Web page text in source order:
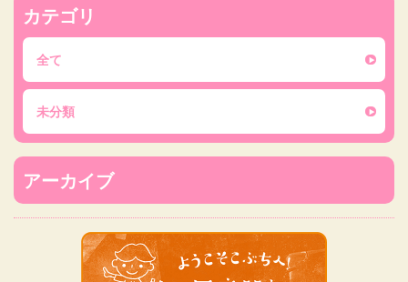
カテゴリ
全て
未分類
アーカイブ